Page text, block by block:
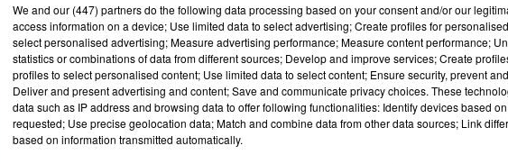
We and our (447) partnersdo the following data processing based on your consent and/or our
access information on a device; Use limited data to select advertising; Create profiles for
select personalised advertising; Measure advertising performance; Measure content performance;
statistics or combinations of data from different sources; Develop and improve services; Create
profiles to select personalised content; Use limited data to select content; Ensure security, prevent
Deliver and present advertising and content; Save and communicate privacy choices. These
data such as IP address and browsing data to offer following functionalities: Identify devices based
requested; Use precise geolocation data; Match and combine data from other data sources; Link
based on information transmitted automatically.